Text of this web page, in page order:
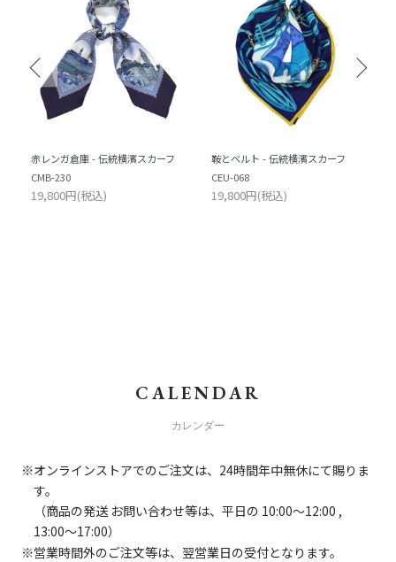
赤レンガ倉庫 - 伝統横濱スカーフ
CMB-230
19,800円(税込)
鞍とベルト - 伝統横濱スカーフ
CEU-068
19,800円(税込)
CALENDAR
カレンダー
オンラインストアでのご注文は、24時間年中無休にて賜りま
す。
（商品の発送 お問い合わせ等は、平日の 10:00～12:00 ,
13:00～17:00）
営業時間外のご注文等は、翌営業日の受付となります。